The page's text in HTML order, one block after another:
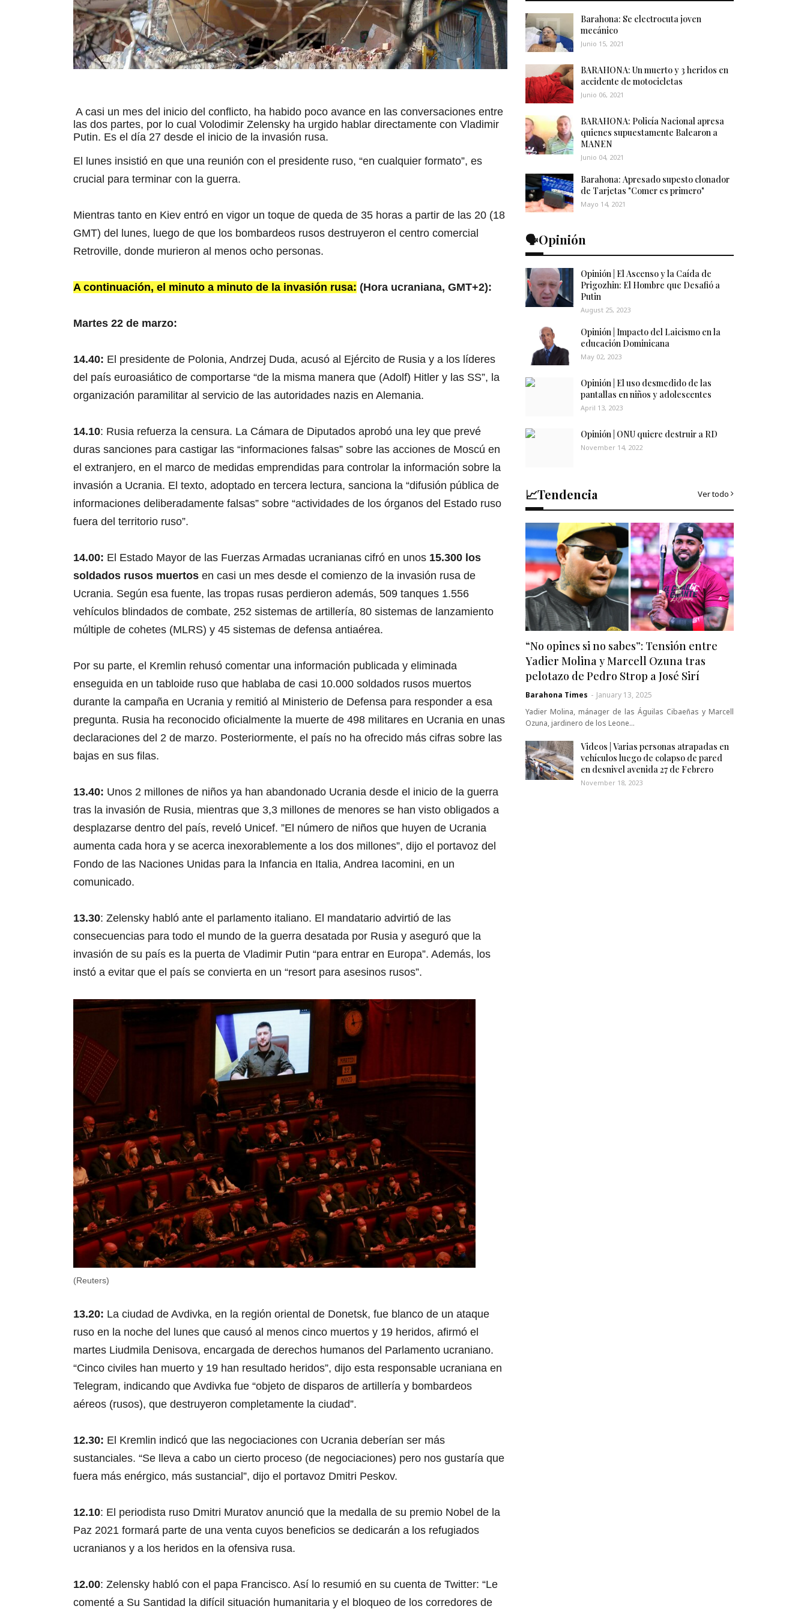
A casi un mes del inicio del conflicto, ha habido poco avance en las conversaciones entre
las dos partes, por lo cual Volodimir Zelensky ha urgido hablar directamente con Vladimir
Putin. Es el día 27 desde el inicio de la invasión rusa.
El lunes insistió en que una reunión con el presidente ruso, “en cualquier formato”, es
crucial para terminar con la guerra.
Mientras tanto en Kiev entró en vigor un toque de queda de 35 horas a partir de las 20 (18
GMT) del lunes, luego de que los bombardeos rusos destruyeron el centro comercial
Retroville, donde murieron al menos ocho personas.
A continuación, el minuto a minuto de la invasión rusa: (Hora ucraniana, GMT+2):
Martes 22 de marzo:
14.40: El presidente de Polonia, Andrzej Duda, acusó al Ejército de Rusia y a los líderes
del país euroasiático de comportarse “de la misma manera que (Adolf) Hitler y las SS”, la
organización paramilitar al servicio de las autoridades nazis en Alemania.
14.10: Rusia refuerza la censura. La Cámara de Diputados aprobó una ley que prevé
duras sanciones para castigar las “informaciones falsas” sobre las acciones de Moscú en
el extranjero, en el marco de medidas emprendidas para controlar la información sobre la
invasión a Ucrania. El texto, adoptado en tercera lectura, sanciona la “difusión pública de
informaciones deliberadamente falsas” sobre “actividades de los órganos del Estado ruso
fuera del territorio ruso”.
14.00: El Estado Mayor de las Fuerzas Armadas ucranianas cifró en unos 15.300 los
soldados rusos muertos en casi un mes desde el comienzo de la invasión rusa de
Ucrania. Según esa fuente, las tropas rusas perdieron además, 509 tanques 1.556
vehículos blindados de combate, 252 sistemas de artillería, 80 sistemas de lanzamiento
múltiple de cohetes (MLRS) y 45 sistemas de defensa antiaérea.
Por su parte, el Kremlin rehusó comentar una información publicada y eliminada
enseguida en un tabloide ruso que hablaba de casi 10.000 soldados rusos muertos
durante la campaña en Ucrania y remitió al Ministerio de Defensa para responder a esa
pregunta. Rusia ha reconocido oficialmente la muerte de 498 militares en Ucrania en unas
declaraciones del 2 de marzo. Posteriormente, el país no ha ofrecido más cifras sobre las
bajas en sus filas.
13.40: Unos 2 millones de niños ya han abandonado Ucrania desde el inicio de la guerra
tras la invasión de Rusia, mientras que 3,3 millones de menores se han visto obligados a
desplazarse dentro del país, reveló Unicef. ”El número de niños que huyen de Ucrania
aumenta cada hora y se acerca inexorablemente a los dos millones”, dijo el portavoz del
Fondo de las Naciones Unidas para la Infancia en Italia, Andrea Iacomini, en un
comunicado.
13.30: Zelensky habló ante el parlamento italiano. El mandatario advirtió de las
consecuencias para todo el mundo de la guerra desatada por Rusia y aseguró que la
invasión de su país es la puerta de Vladimir Putin “para entrar en Europa”. Además, los
instó a evitar que el país se convierta en un “resort para asesinos rusos”.
(Reuters)
13.20: La ciudad de Avdivka, en la región oriental de Donetsk, fue blanco de un ataque
ruso en la noche del lunes que causó al menos cinco muertos y 19 heridos, afirmó el
martes Liudmila Denisova, encargada de derechos humanos del Parlamento ucraniano.
“Cinco civiles han muerto y 19 han resultado heridos”, dijo esta responsable ucraniana en
Telegram, indicando que Avdivka fue “objeto de disparos de artillería y bombardeos
aéreos (rusos), que destruyeron completamente la ciudad”.
12.30: El Kremlin indicó que las negociaciones con Ucrania deberían ser más
sustanciales. “Se lleva a cabo un cierto proceso (de negociaciones) pero nos gustaría que
fuera más enérgico, más sustancial”, dijo el portavoz Dmitri Peskov.
12.10: El periodista ruso Dmitri Muratov anunció que la medalla de su premio Nobel de la
Paz 2021 formará parte de una venta cuyos beneficios se dedicarán a los refugiados
ucranianos y a los heridos en la ofensiva rusa.
12.00: Zelensky habló con el papa Francisco. Así lo resumió en su cuenta de Twitter: “Le
comenté a Su Santidad la difícil situación humanitaria y el bloqueo de los corredores de
Barahona: Se electrocuta joven
mecánico
Junio 15, 2021
BARAHONA: Un muerto y 3 heridos en
accidente de motocicletas
Junio 06, 2021
BARAHONA: Policía Nacional apresa
quienes supuestamente Balearon a
MANEN
Junio 04, 2021
Barahona: Apresado supesto clonador
de Tarjetas "Comer es primero"
Mayo 14, 2021
🗣️Opinión
Opinión | El Ascenso y la Caída de
Prigozhin: El Hombre que Desafió a
Putin
August 25, 2023
Opinión | Impacto del Laicismo en la
educación Dominicana
May 02, 2023
Opinión | El uso desmedido de las
pantallas en niños y adolescentes
April 13, 2023
Opinión | ONU quiere destruir a RD
November 14, 2022
📈Tendencia Ver todo
“No opines si no sabes”: Tensión entre
Yadier Molina y Marcell Ozuna tras
pelotazo de Pedro Strop a José Sirí
Barahona Times - January 13, 2025
Yadier Molina, mánager de las Águilas Cibaeñas y Marcell
Ozuna, jardinero de los Leone…
Videos | Varias personas atrapadas en
vehículos luego de colapso de pared
en desnivel avenida 27 de Febrero
November 18, 2023